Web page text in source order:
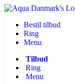
Bestil tilbud
Ring
Menu
Tilbud
Ring
Menu